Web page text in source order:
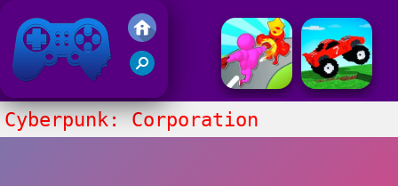
Juegos Friv 2017
Cyberpunk: Corporation